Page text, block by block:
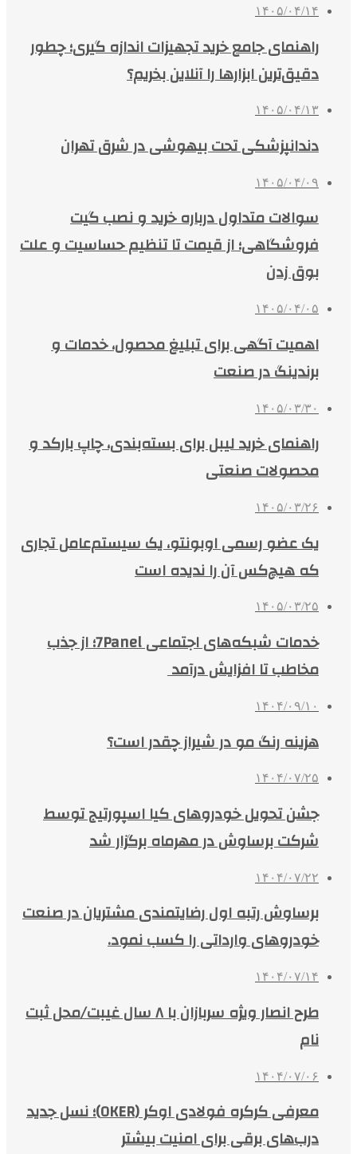
۱۴۰۵/۰۴/۱۴
راهنمای جامع خرید تجهیزات اندازه گیری؛ چطور
دقیق‌ترین ابزارها را آنلاین بخریم؟
۱۴۰۵/۰۴/۱۳
دندانپزشکی تحت بیهوشی در شرق تهران
۱۴۰۵/۰۴/۰۹
سوالات متداول درباره خرید و نصب گیت
فروشگاهی؛ از قیمت تا تنظیم حساسیت و علت
بوق زدن
۱۴۰۵/۰۴/۰۵
اهمیت آگهی برای تبلیغ محصول، خدمات و
برندینگ در صنعت
۱۴۰۵/۰۳/۳۰
راهنمای خرید لیبل برای بسته‌بندی، چاپ بارکد و
محصولات صنعتی
۱۴۰۵/۰۳/۲۶
یک عضو رسمی اوبونتو، یک سیستم‌عامل تجاری
که هیچ‌کس آن را ندیده است
۱۴۰۵/۰۳/۲۵
خدمات شبکه‌های اجتماعی 7Panel؛ از جذب
مخاطب تا افزایش درآمد
۱۴۰۴/۰۹/۱۰
هزینه رنگ مو در شیراز چقدر است؟
۱۴۰۴/۰۷/۲۵
جشن تحویل خودروهای کیا اسپورتیج توسط
شرکت برساوش در مهرماه برگزار شد
۱۴۰۴/۰۷/۲۲
برساوش رتبه اول رضایتمندی مشتریان در صنعت
خودروهای وارداتی را کسب نمود.
۱۴۰۴/۰۷/۱۴
طرح انصار ویژه سربازان با ۸ سال غیبت/محل ثبت
نام
۱۴۰۴/۰۷/۰۶
معرفی کرکره فولادی اوکر (OKER)؛ نسل جدید
درب‌های برقی برای امنیت بیشتر